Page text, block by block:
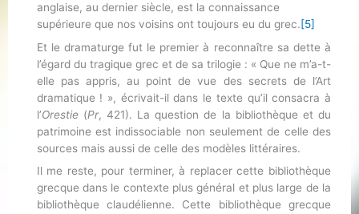
anglaise, au dernier siècle, est la connaissance
supérieure que nos voisins ont toujours eu du grec.[5]
Et le dramaturge fut le premier à reconnaître sa dette à
l’égard du tragique grec et de sa trilogie : « Que ne m’a-t-
elle pas appris, au point de vue des secrets de l’Art
dramatique ! », écrivait-il dans le texte qu’il consacra à
l’Orestie(Pr, 421). La question de la bibliothèque et du
patrimoine est indissociable non seulement de celle des
sources mais aussi de celle des modèles littéraires.
Il me reste, pour terminer, à replacer cette bibliothèque
grecque dans le contexte plus général et plus large de la
bibliothèque claudélienne. Cette bibliothèque grecque